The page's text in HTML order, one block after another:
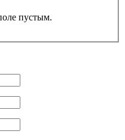
пустым.